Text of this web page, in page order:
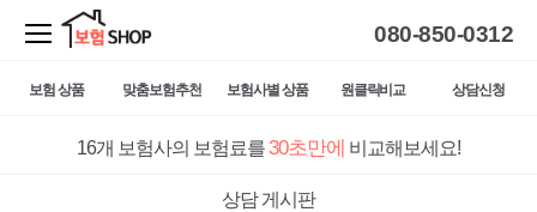
080-850-0312
보험 상품 맞춤보험추천 보험사별 상품 원클릭비교 상담신청
16개 보험사의 보험료를30초만에 비교해보세요!
상담 게시판